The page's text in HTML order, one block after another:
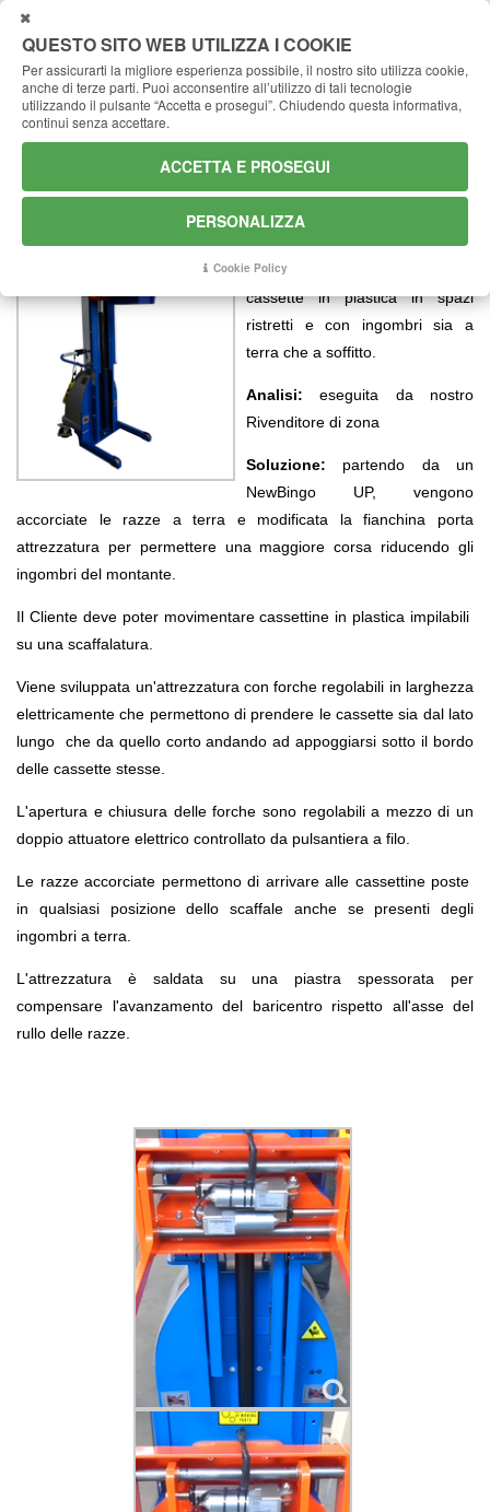
Home Case History Sollevamento
NewBingo UP con forche regolabili
Cliente:Azienda nord-est Italia
Esigenza:
cassette in plastica in spazi
ristretti e con ingombri sia a
terra che a soffitto.
Analisi:eseguita da nostro
Rivenditore di zona
Soluzione: partendo da un
NewBingo UP, vengono
accorciate le razze a terra e modificata la fianchina porta
attrezzatura per permettere una maggiore corsa riducendo gli
ingombri del montante.
Il Cliente deve poter movimentare cassettine in plastica impilabili
su una scaffalatura.
Viene sviluppata un'attrezzatura con forche regolabili in larghezza
elettricamente che permettono di prendere le cassette sia dal lato
lungo che da quello corto andando ad appoggiarsi sotto il bordo
delle cassette stesse.
L'apertura e chiusura delle forche sono regolabili a mezzo di un
doppio attuatore elettrico controllato da pulsantiera a filo.
Le razze accorciate permettono di arrivare alle cassettine poste
in qualsiasi posizione dello scaffale anche se presenti degli
ingombri a terra.
L'attrezzatura è saldata su una piastra spessorata per
compensare l'avanzamento del baricentro rispetto all'asse del
rullo delle razze.
QUESTO SITO WEB UTILIZZA I COOKIE
Per assicurarti la migliore esperienza possibile, il nostro sito utilizza cookie,
anche di terze parti. Puoi acconsentire all’utilizzo di tali tecnologie
utilizzando il pulsante “Accetta e prosegui”. Chiudendo questa informativa,
continui senza accettare.
ACCETTA E PROSEGUI
CHIUDI
PERSONALIZZA
Cookie Policy